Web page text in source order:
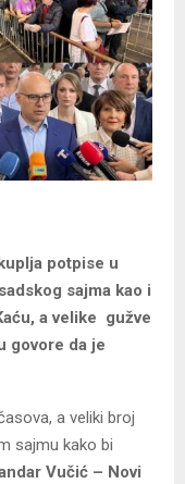
potpise u
sajma kao i
a velike gužve
govore da je
a veliki broj
sajmu kako bi
Vučić – Novi